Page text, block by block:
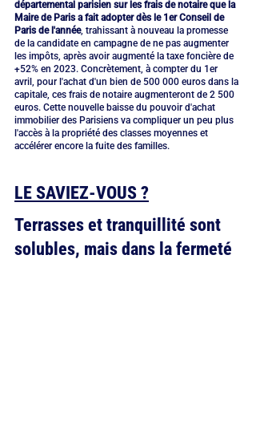
départemental parisien sur les frais de notaire que la
Maire de Paris a fait adopter dès le 1er Conseil de
Paris de l'année, trahissant à nouveau la promesse
de la candidate en campagne de ne pas augmenter
les impôts, après avoir augmenté la taxe foncière de
+52% en 2023. Concrètement, à compter du 1er
avril, pour l'achat d'un bien de 500 000 euros dans la
capitale, ces frais de notaire augmenteront de 2 500
euros. Cette nouvelle baisse du pouvoir d'achat
immobilier des Parisiens va compliquer un peu plus
l'accès à la propriété des classes moyennes et
accélérer encore la fuite des familles.
LE SAVIEZ-VOUS ?
Terrasses et tranquillité sont
solubles, mais dans la fermeté